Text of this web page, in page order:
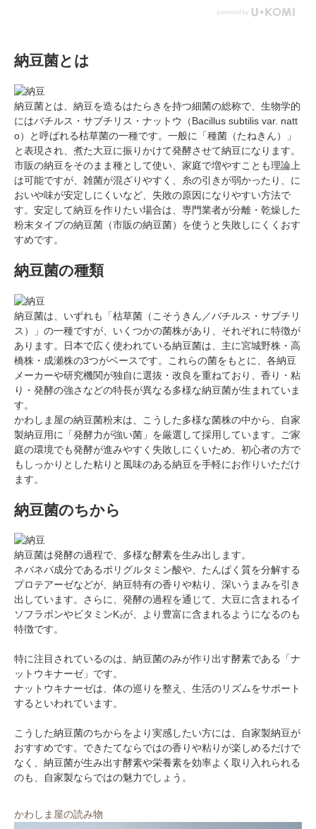
納豆菌とは
納豆菌とは、納豆を造るはたらきを持つ細菌の総称で、生物学的
にはバチルス・サブチリス・ナットウ（Bacillus subtilis var. natt
o）と呼ばれる枯草菌の一種です。一般に「種菌（たねきん）」
と表現され、煮た大豆に振りかけて発酵させて納豆になります。
市販の納豆をそのまま種として使い、家庭で増やすことも理論上
は可能ですが、雑菌が混ざりやすく、糸の引きが弱かったり、に
おいや味が安定しにくいなど、失敗の原因になりやすい方法で
す。安定して納豆を作りたい場合は、専門業者が分離・乾燥した
粉末タイプの納豆菌（市販の納豆菌）を使うと失敗しにくくおす
すめです。
納豆菌の種類
納豆菌は、いずれも「枯草菌（こそうきん／バチルス・サブチリ
ス）」の一種ですが、いくつかの菌株があり、それぞれに特徴が
あります。日本で広く使われている納豆菌は、主に宮城野株・高
橋株・成瀬株の3つがベースです。これらの菌をもとに、各納豆
メーカーや研究機関が独自に選抜・改良を重ねており、香り・粘
り・発酵の強さなどの特長が異なる多様な納豆菌が生まれていま
す。
かわしま屋の納豆菌粉末は、こうした多様な菌株の中から、自家
製納豆用に「発酵力が強い菌」を厳選して採用しています。ご家
庭の環境でも発酵が進みやすく失敗しにくいため、初心者の方で
もしっかりとした粘りと風味のある納豆を手軽にお作りいただけ
ます。
納豆菌のちから
納豆菌は発酵の過程で、多様な酵素を生み出します。
ネバネバ成分であるポリグルタミン酸や、たんぱく質を分解する
プロテアーゼなどが、納豆特有の香りや粘り、深いうまみを引き
出しています。さらに、発酵の過程を通じて、大豆に含まれるイ
ソフラボンやビタミンK₂が、より豊富に含まれるようになるのも
特徴です。
特に注目されているのは、納豆菌のみが作り出す酵素である「ナ
ットウキナーゼ」です。
ナットウキナーゼは、体の巡りを整え、生活のリズムをサポート
するといわれています。
こうした納豆菌のちからをより実感したい方には、自家製納豆が
おすすめです。できたてならではの香りや粘りが楽しめるだけで
なく、納豆菌が生み出す酵素や栄養素を効率よく取り入れられる
のも、自家製ならではの魅力でしょう。
かわしま屋の読み物
新規会員様限定
300
会員登録ありがとうございます！
＼ ご登録の感謝を込めて ／
新規会員様限定特典クーポン
300円OFF